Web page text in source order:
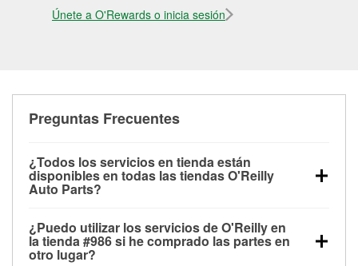
Únete a O'Rewards o inicia sesión
Preguntas Frecuentes
¿Todos los servicios en tienda están
disponibles en todas las tiendas O'Reilly
Auto Parts?
las pruebas de batería, pruebas de alternador y
motor de arranque, revisión de la luz “Check Engine”
¿Puedo utilizar los servicios de O'Reilly en
la tienda #986 si he comprado las partes en
otro lugar?